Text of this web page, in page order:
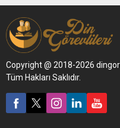
Copyright @ 2018-2026
Tüm Hakları Saklıdır.